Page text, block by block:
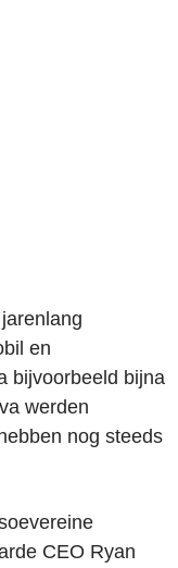
en
bijvoorbeeld bijna
werden
nog steeds
CEO Ryan